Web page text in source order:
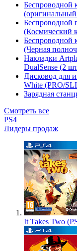
Беспроводной
Беспроводной
(Космический
Беспроводной
(Черная
Накладки
DualSense (2
Дисковод для
White (PRO/
Зарядная
Смотреть все
PS4
Лидеры продаж
It Takes Two